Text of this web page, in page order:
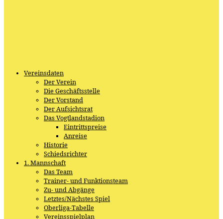
Vereinsdaten
Der Verein
Die Geschäftsstelle
Der Vorstand
Der Aufsichtsrat
Das Vogtlandstadion
Eintrittspreise
Anreise
Historie
Schiedsrichter
1. Mannschaft
Das Team
Trainer- und Funktionsteam
Zu- und Abgänge
Letztes/Nächstes Spiel
Oberliga-Tabelle
Vereinsspielplan